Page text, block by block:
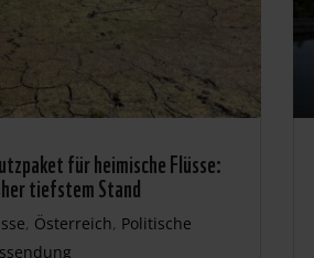
für heimische Flüsse:
tiefstem Stand
, Österreich, Politische